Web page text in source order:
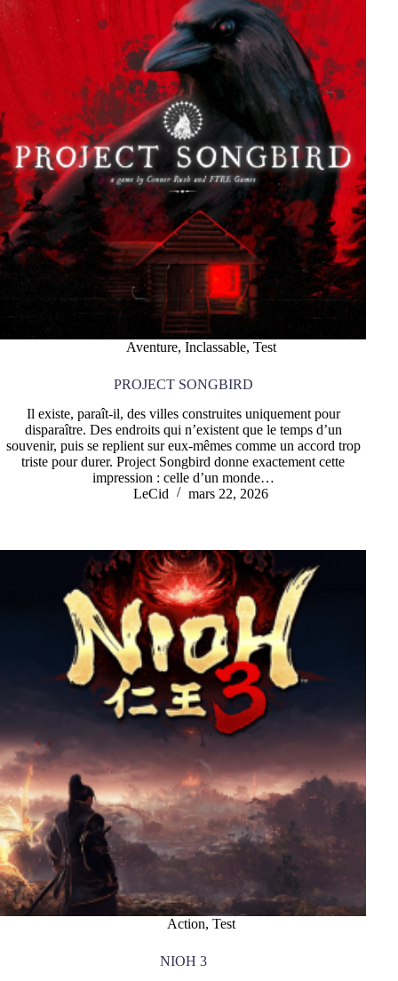
Aventure, Inclassable, Test
PROJECT SONGBIRD
Il existe, paraît-il, des villes construites uniquement pour
disparaître. Des endroits qui n’existent que le temps d’un
souvenir, puis se replient sur eux-mêmes comme un accord trop
triste pour durer. Project Songbird donne exactement cette
impression : celle d’un monde…
LeCid
mars 22, 2026
Action, Test
NIOH 3